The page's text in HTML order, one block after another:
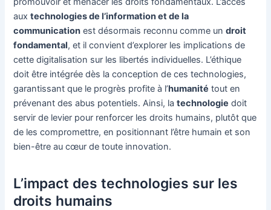
auxtechnologies de l’information et de la
communication est désormais reconnu comme undroit
fondamental, et il convient d’explorer les implications de
cette digitalisation sur les libertés individuelles. L’éthique
doit être intégrée dès la conception de ces technologies,
garantissant que le progrès profite à l’humanité tout en
prévenant des abus potentiels. Ainsi, latechnologie doit
servir de levier pour renforcer les droits humains, plutôt que
de les compromettre, en positionnant l’être humain et son
bien-être au cœur de toute innovation.
L’impact des technologies sur les
droits humains